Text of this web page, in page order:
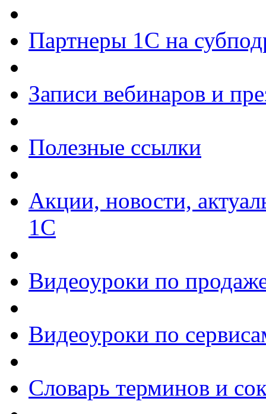
Партнеры 1С на
Записи вебинаров и
Полезные ссылки
Акции, новости,
1С
Видеоуроки по
Видеоуроки по
Словарь терминов и